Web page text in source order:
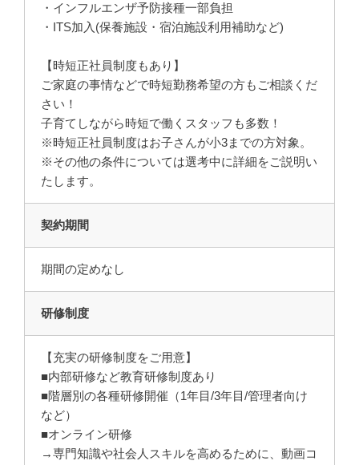
・インフルエンザ予防接種一部負担
・ITS加入(保養施設・宿泊施設利用補助など)
【時短正社員制度もあり】
ご家庭の事情などで時短勤務希望の方もご相談くだ
さい！
子育てしながら時短で働くスタッフも多数！
※時短正社員制度はお子さんが小3までの方対象。
※その他の条件については選考中に詳細をご説明い
たします。
契約期間
期間の定めなし
研修制度
【充実の研修制度をご用意】
■内部研修など教育研修制度あり
■階層別の各種研修開催（1年目/3年目/管理者向け
など）
■オンライン研修
→専門知識や社会人スキルを高めるために、動画コ